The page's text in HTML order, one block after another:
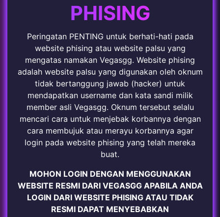
PHISING
Peringatan PENTING untuk berhati-hati pada
website phising atau website palsu yang
mengatas namakan Vegasgg. Website phising
adalah website palsu yang digunakan oleh oknum
tidak bertanggung jawab (hacker) untuk
mendapatkan username dan kata sandi milik
member asli Vegasgg. Oknum tersebut selalu
mencari cara untuk menjebak korbannya dengan
cara membujuk atau merayu korbannya agar
login pada website phising yang telah mereka
buat.
MOHON LOGIN DENGAN MENGGUNAKAN
WEBSITE RESMI DARI VEGASGG APABILA ANDA
LOGIN DARI WEBSITE PHISING ATAU TIDAK
RESMI DAPAT MENYEBABKAN